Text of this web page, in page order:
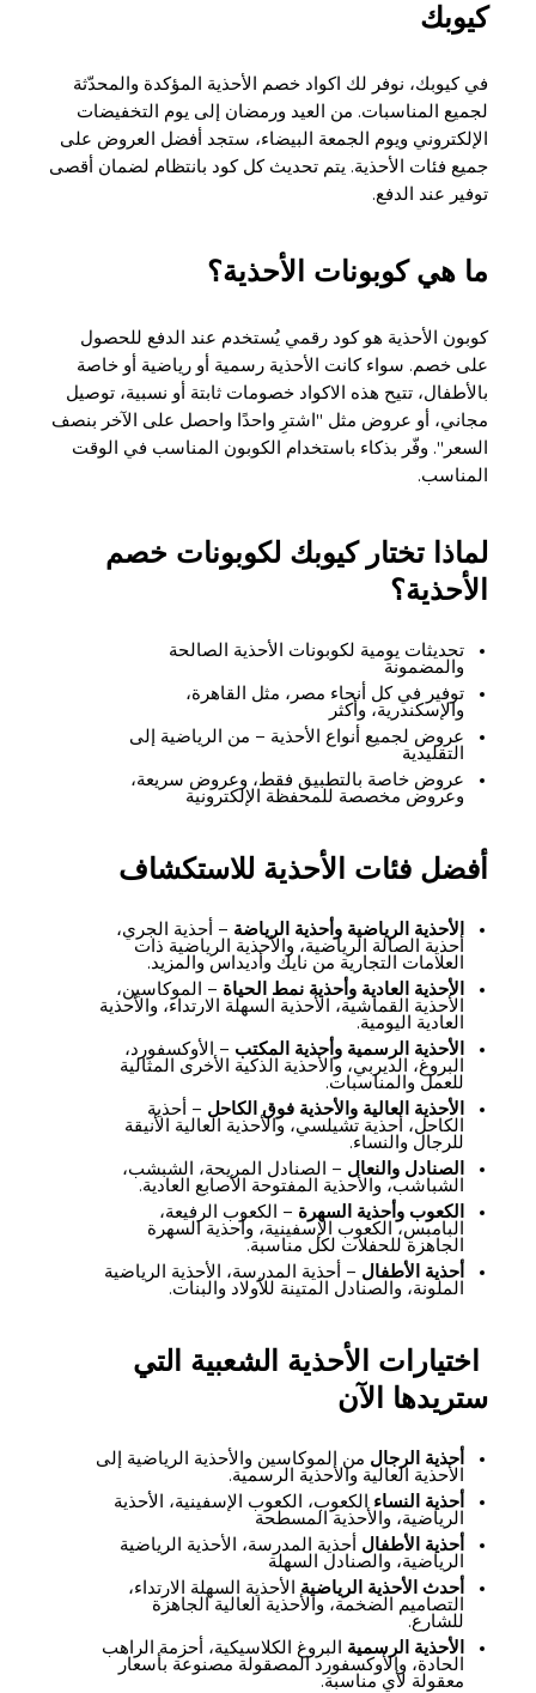
كيوبك
في كيوبك، نوفر لك اكواد خصم الأحذية المؤكدة والمحدّثة
لجميع المناسبات. من العيد ورمضان إلى يوم التخفيضات
الإلكتروني ويوم الجمعة البيضاء، ستجد أفضل العروض على
جميع فئات الأحذية. يتم تحديث كل كود بانتظام لضمان أقصى
توفير عند الدفع.
ما هي كوبونات الأحذية؟
كوبون الأحذية هو كود رقمي يُستخدم عند الدفع للحصول
على خصم. سواء كانت الأحذية رسمية أو رياضية أو خاصة
بالأطفال، تتيح هذه الاكواد خصومات ثابتة أو نسبية، توصيل
مجاني، أو عروض مثل "اشترِ واحدًا واحصل على الآخر بنصف
السعر". وفّر بذكاء باستخدام الكوبون المناسب في الوقت
المناسب.
لماذا تختار كيوبك لكوبونات خصم
الأحذية؟
تحديثات يومية لكوبونات الأحذية الصالحة
والمضمونة
توفير في كل أنحاء مصر، مثل القاهرة،
والإسكندرية، وأكثر
عروض لجميع أنواع الأحذية – من الرياضية إلى
التقليدية
عروض خاصة بالتطبيق فقط، وعروض سريعة،
وعروض مخصصة للمحفظة الإلكترونية
أفضل فئات الأحذية للاستكشاف
الأحذية الرياضية وأحذية الرياضة – أحذية الجري،
أحذية الصالة الرياضية، والأحذية الرياضية ذات
العلامات التجارية من نايك وأديداس والمزيد.
الأحذية العادية وأحذية نمط الحياة – الموكاسين،
الأحذية القماشية، الأحذية السهلة الارتداء، والأحذية
العادية اليومية.
الأحذية الرسمية وأحذية المكتب – الأوكسفورد،
البروغ، الديربي، والأحذية الذكية الأخرى المثالية
للعمل والمناسبات.
الأحذية العالية والأحذية فوق الكاحل – أحذية
الكاحل، أحذية تشيلسي، والأحذية العالية الأنيقة
للرجال والنساء.
الصنادل والنعال – الصنادل المريحة، الشبشب،
الشباشب، والأحذية المفتوحة الأصابع العادية.
الكعوب وأحذية السهرة – الكعوب الرفيعة،
البامبس، الكعوب الإسفينية، وأحذية السهرة
الجاهزة للحفلات لكل مناسبة.
أحذية الأطفال – أحذية المدرسة، الأحذية الرياضية
الملونة، والصنادل المتينة للأولاد والبنات.
اختيارات الأحذية الشعبية التي
ستريدها الآن
أحذية الرجال من الموكاسين والأحذية الرياضية إلى
الأحذية العالية والأحذية الرسمية.
أحذية النساء الكعوب، الكعوب الإسفينية، الأحذية
الرياضية، والأحذية المسطحة
أحذية الأطفال أحذية المدرسة، الأحذية الرياضية
الرياضية، والصنادل السهلة
أحدث الأحذية الرياضية الأحذية السهلة الارتداء،
التصاميم الضخمة، والأحذية العالية الجاهزة
للشارع.
الأحذية الرسمية البروغ الكلاسيكية، أحزمة الراهب
الحادة، والأوكسفورد المصقولة مصنوعة بأسعار
معقولة لأي مناسبة.